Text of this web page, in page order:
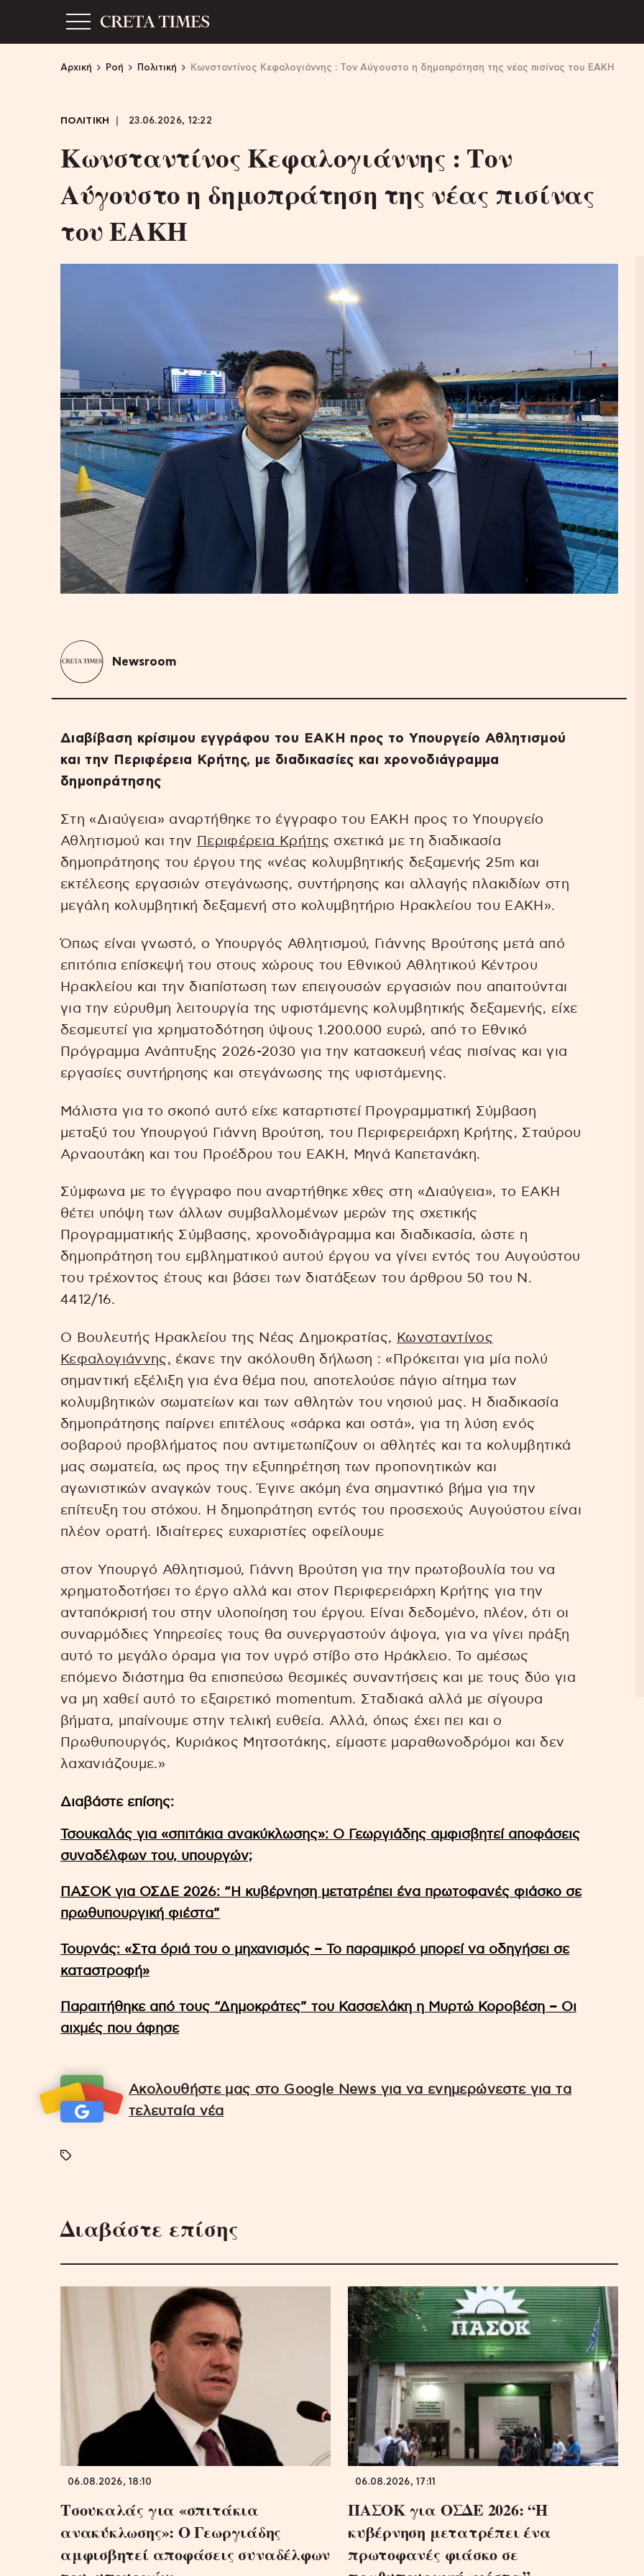
Αρχική Ροή Πολιτική Κωνσταντίνος Κεφαλογιάννης : Τον Αύγουστο η δημοπράτηση της νέας πισίνας του ΕΑΚΗ
ΠΟΛΙΤΙΚΗ 23.06.2026, 12:22
Κωνσταντίνος Κεφαλογιάννης : Τον
Αύγουστο η δημοπράτηση της νέας πισίνας
του ΕΑΚΗ
Newsroom
Διαβίβαση κρίσιμου εγγράφου του ΕΑΚΗ προς το Υπουργείο Αθλητισμού
και την Περιφέρεια Κρήτης, με διαδικασίες και χρονοδιάγραμμα
δημοπράτησης
Στη «Διαύγεια» αναρτήθηκε το έγγραφο του ΕΑΚΗ προς το Υπουργείο
Αθλητισμού και την Περιφέρεια Κρήτης σχετικά με τη διαδικασία
δημοπράτησης του έργου της «νέας κολυμβητικής δεξαμενής 25m και
εκτέλεσης εργασιών στεγάνωσης, συντήρησης και αλλαγής πλακιδίων στη
μεγάλη κολυμβητική δεξαμενή στο κολυμβητήριο Ηρακλείου του ΕΑΚΗ».
Όπως είναι γνωστό, ο Υπουργός Αθλητισμού, Γιάννης Βρούτσης μετά από
επιτόπια επίσκεψή του στους χώρους του Εθνικού Αθλητικού Κέντρου
Ηρακλείου και την διαπίστωση των επειγουσών εργασιών που απαιτούνται
για την εύρυθμη λειτουργία της υφιστάμενης κολυμβητικής δεξαμενής, είχε
δεσμευτεί για χρηματοδότηση ύψους 1.200.000 ευρώ, από το Εθνικό
Πρόγραμμα Ανάπτυξης 2026-2030 για την κατασκευή νέας πισίνας και για
εργασίες συντήρησης και στεγάνωσης της υφιστάμενης.
Μάλιστα για το σκοπό αυτό είχε καταρτιστεί Προγραμματική Σύμβαση
μεταξύ του Υπουργού Γιάννη Βρούτση, του Περιφερειάρχη Κρήτης, Σταύρου
Αρναουτάκη και του Προέδρου του ΕΑΚΗ, Μηνά Καπετανάκη.
Σύμφωνα με το έγγραφο που αναρτήθηκε χθες στη «Διαύγεια», το ΕΑΚΗ
θέτει υπόψη των άλλων συμβαλλομένων μερών της σχετικής
Προγραμματικής Σύμβασης, χρονοδιάγραμμα και διαδικασία, ώστε η
δημοπράτηση του εμβληματικού αυτού έργου να γίνει εντός του Αυγούστου
του τρέχοντος έτους και βάσει των διατάξεων του άρθρου 50 του Ν.
4412/16.
Ο Βουλευτής Ηρακλείου της Νέας Δημοκρατίας, Κωνσταντίνος
Κεφαλογιάννης, έκανε την ακόλουθη δήλωση : «Πρόκειται για μία πολύ
σημαντική εξέλιξη για ένα θέμα που, αποτελούσε πάγιο αίτημα των
κολυμβητικών σωματείων και των αθλητών του νησιού μας. Η διαδικασία
δημοπράτησης παίρνει επιτέλους «σάρκα και οστά», για τη λύση ενός
σοβαρού προβλήματος που αντιμετωπίζουν οι αθλητές και τα κολυμβητικά
μας σωματεία, ως προς την εξυπηρέτηση των προπονητικών και
αγωνιστικών αναγκών τους. Έγινε ακόμη ένα σημαντικό βήμα για την
επίτευξη του στόχου. Η δημοπράτηση εντός του προσεχούς Αυγούστου είναι
πλέον ορατή. Ιδιαίτερες ευχαριστίες οφείλουμε
στον Υπουργό Αθλητισμού, Γιάννη Βρούτση για την πρωτοβουλία του να
χρηματοδοτήσει το έργο αλλά και στον Περιφερειάρχη Κρήτης για την
ανταπόκρισή του στην υλοποίηση του έργου. Είναι δεδομένο, πλέον, ότι οι
συναρμόδιες Υπηρεσίες τους θα συνεργαστούν άψογα, για να γίνει πράξη
αυτό το μεγάλο όραμα για τον υγρό στίβο στο Ηράκλειο. To αμέσως
επόμενο διάστημα θα επισπεύσω θεσμικές συναντήσεις και με τους δύο για
να μη χαθεί αυτό το εξαιρετικό momentum. Σταδιακά αλλά με σίγουρα
βήματα, μπαίνουμε στην τελική ευθεία. Αλλά, όπως έχει πει και ο
Πρωθυπουργός, Κυριάκος Μητσοτάκης, είμαστε μαραθωνοδρόμοι και δεν
λαχανιάζουμε.»
Διαβάστε επίσης:
Τσουκαλάς για «σπιτάκια ανακύκλωσης»: Ο Γεωργιάδης αμφισβητεί αποφάσεις
συναδέλφων του, υπουργών;
ΠΑΣΟΚ για ΟΣΔΕ 2026: “Η κυβέρνηση μετατρέπει ένα πρωτοφανές φιάσκο σε
πρωθυπουργική φιέστα”
Τουρνάς: «Στα όριά του ο μηχανισμός – Το παραμικρό μπορεί να οδηγήσει σε
καταστροφή»
Παραιτήθηκε από τους “Δημοκράτες” του Κασσελάκη η Μυρτώ Κοροβέση – Οι
αιχμές που άφησε
Ακολουθήστε μας στο Google News για να ενημερώνεστε για τα
τελευταία νέα
Διαβάστε επίσης
06.08.2026, 18:10
Τσουκαλάς για «σπιτάκια
ανακύκλωσης»: Ο Γεωργιάδης
αμφισβητεί αποφάσεις συναδέλφων
06.08.2026, 17:11
ΠΑΣΟΚ για ΟΣΔΕ 2026: “Η
κυβέρνηση μετατρέπει ένα
πρωτοφανές φιάσκο σε